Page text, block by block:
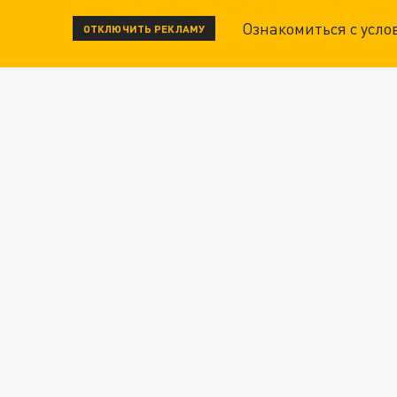
ОТКЛЮЧИТЬ РЕКЛАМУ Ознакомиться с